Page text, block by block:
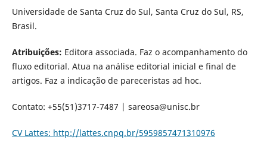
Universidade de Santa Cruz do Sul, Santa Cruz do Sul, RS,
Brasil.
Atribuições: Editora associada. Faz o acompanhamento do
fluxo editorial. Atua na análise editorial inicial e final de
artigos. Faz a indicação de pareceristas ad hoc.
Contato: +55(51)3717-7487 | sareosa@unisc.br
CV Lattes: http://lattes.cnpq.br/5959857471310976